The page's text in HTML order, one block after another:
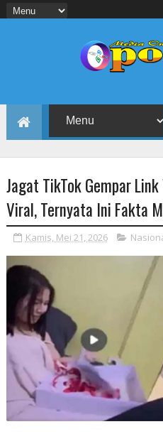
Jagat TikTok Gempar
Viral, Ternyata Ini Fakta
Kamis, Mei 21, 2026